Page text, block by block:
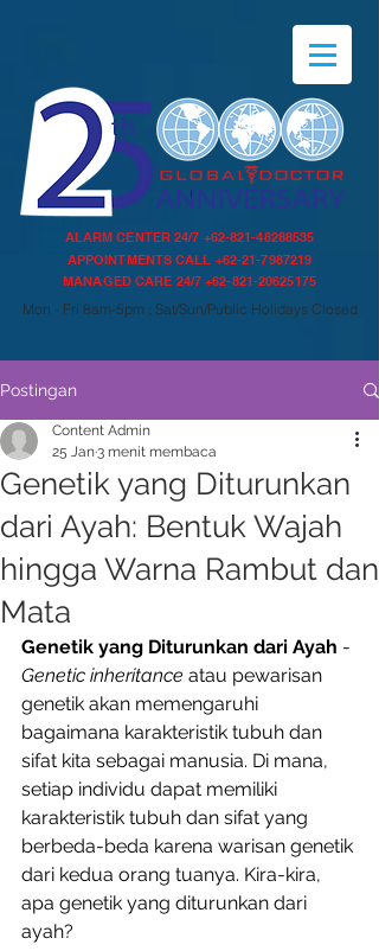
ALARM CENTER 24/7 +62-821-48288535
APPOINTMENTS CALL +62-21-7987219
MANAGED CARE 24/7+62-821-20625175
Mon - Fri 8am-5pm ; Sat/Sun/Public Holidays Closed
Postingan
Genetik yang Diturunkan
dari Ayah: Bentuk Wajah
hingga Warna Rambut dan
Mata
Content Admin
25 Jan3 menit membaca
Genetik yang Diturunkan dari Ayah -
Genetic inheritance atau pewarisan
genetik akan memengaruhi
bagaimana karakteristik tubuh dan
sifat kita sebagai manusia. Di mana,
setiap individu dapat memiliki
karakteristik tubuh dan sifat yang
berbeda-beda karena warisan genetik
dari kedua orang tuanya. Kira-kira,
apa genetik yang diturunkan dari
ayah?